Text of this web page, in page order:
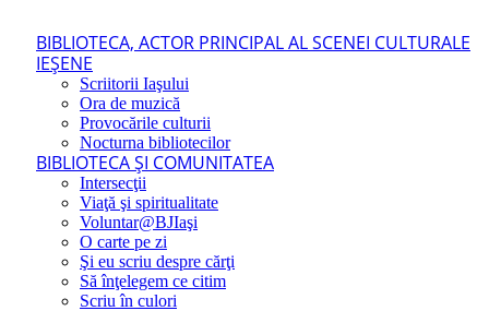
BIBLIOTECA, ACTOR PRINCIPAL AL SCENEI CULTURALE
IEŞENE
Scriitorii Iaşului
Ora de muzică
Provocările culturii
Nocturna bibliotecilor
BIBLIOTECA ŞI COMUNITATEA
Intersecţii
Viaţă şi spiritualitate
Voluntar@BJIaşi
O carte pe zi
Şi eu scriu despre cărţi
Să înţelegem ce citim
Scriu în culori